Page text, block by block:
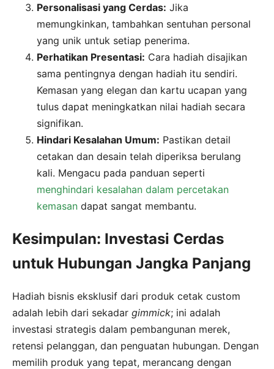
Personalisasi yang Cerdas: Jika
memungkinkan, tambahkan sentuhan personal
yang unik untuk setiap penerima.
Perhatikan Presentasi: Cara hadiah disajikan
sama pentingnya dengan hadiah itu sendiri.
Kemasan yang elegan dan kartu ucapan yang
tulus dapat meningkatkan nilai hadiah secara
signifikan.
Hindari Kesalahan Umum: Pastikan detail
cetakan dan desain telah diperiksa berulang
kali. Mengacu pada panduan seperti
menghindari kesalahan dalam percetakan
kemasan dapat sangat membantu.
Kesimpulan: Investasi Cerdas
untuk Hubungan Jangka Panjang
Hadiah bisnis eksklusif dari produk cetak custom
adalah lebih dari sekadar gimmick; ini adalah
investasi strategis dalam pembangunan merek,
retensi pelanggan, dan penguatan hubungan. Dengan
memilih produk yang tepat, merancang dengan